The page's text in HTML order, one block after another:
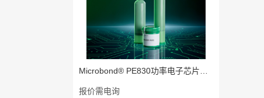
报价需电询